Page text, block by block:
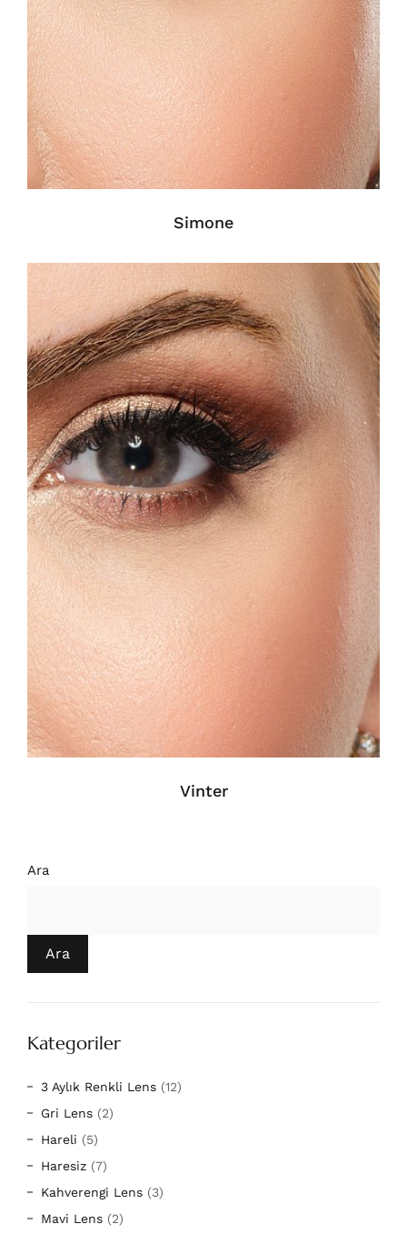
Simone
Vinter
Ara
Ara
Kategoriler
3 Aylık Renkli Lens (12)
Gri Lens (2)
Hareli (5)
Haresiz (7)
Kahverengi Lens (3)
Mavi Lens (2)